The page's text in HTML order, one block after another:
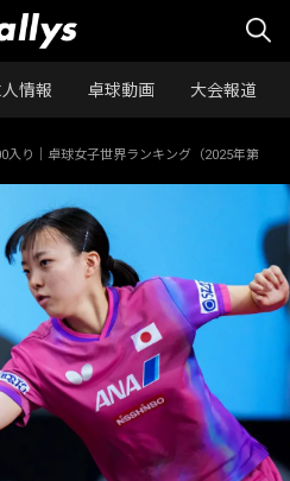
情報 卓球動画 大会報道
入り｜卓球女子世界ランキング（2025年第